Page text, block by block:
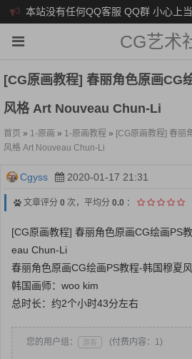
本站没有任何QQ客服 QQ群 小心上
CG艺术
[CG原画教程] 春丽角色原画CG
风格 Art Nouveau Chun-Li
首页 » 1-原画 » 1-原画教程 » [CG原画教程] 春丽
风格 Art Nouveau Chun-Li
Cgyss 2020-01-17 21:31
文章评分 0 次，平均分 0.0 ：
[CG原画教程] 春丽角色原画CG绘画PS
eau Chun-Li
春丽角色原画CG绘画PS教程-韩国穆夏
韩国画师：woo kim
总时长：约2个小时43分左右
您的用户组： 游客 (付费内容：1)